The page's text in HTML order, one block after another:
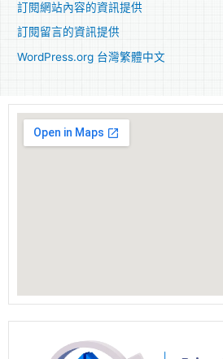
訂閱網站內容的資訊提供
訂閱留言的資訊提供
WordPress.org 台灣繁體中文